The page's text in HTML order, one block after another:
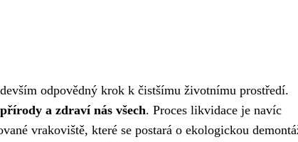
odpovědný krok k čistšímu životnímu prostředí.
a zdraví nás všech. Proces likvidace je navíc
vrakoviště, které se postará o ekologickou